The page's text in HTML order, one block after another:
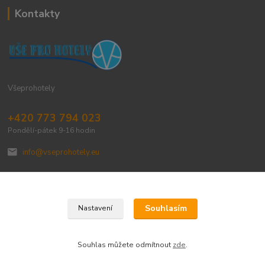
Kontakty
Všeprohotely
+420 773 794 023
Pondělí-pátek 9-16 hodin
info@vseprohotely.eu
Upravit sběr cookies.
Nastavení Souhlasím
Souhlas můžete odmítnout zde.